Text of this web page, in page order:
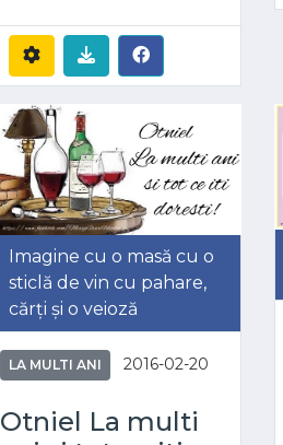
Imagine cu o masă cu o
sticlă de vin cu pahare,
cărți și o veioză
LA MULTI ANI 2016-02-20
Otniel La multi